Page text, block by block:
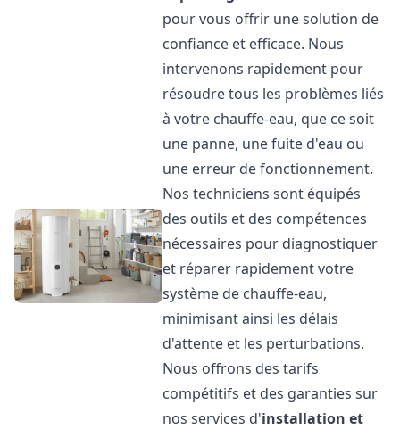
pour vous offrir une solution de
confiance et efficace. Nous
intervenons rapidement pour
résoudre tous les problèmes liés
à votre chauffe-eau, que ce soit
une panne, une fuite d'eau ou
une erreur de fonctionnement.
Nos techniciens sont équipés
des outils et des compétences
nécessaires pour diagnostiquer
et réparer rapidement votre
système de chauffe-eau,
minimisant ainsi les délais
d'attente et les perturbations.
Nous offrons des tarifs
compétitifs et des garanties sur
nos services d'installation et